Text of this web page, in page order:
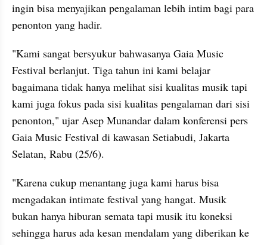
ingin bisa menyajikan pengalaman lebih intim bagi para
penonton yang hadir.
"Kami sangat bersyukur bahwasanya Gaia Music
Festival berlanjut. Tiga tahun ini kami belajar
bagaimana tidak hanya melihat sisi kualitas musik tapi
kami juga fokus pada sisi kualitas pengalaman dari sisi
penonton," ujar Asep Munandar dalam konferensi pers
Gaia Music Festival di kawasan Setiabudi, Jakarta
Selatan, Rabu (25/6).
"Karena cukup menantang juga kami harus bisa
mengadakan intimate festival yang hangat. Musik
bukan hanya hiburan semata tapi musik itu koneksi
sehingga harus ada kesan mendalam yang diberikan ke